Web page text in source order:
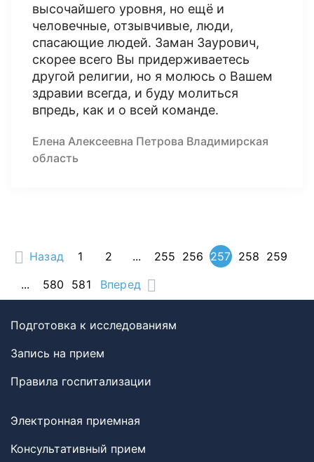
высочайшего уровня, но ещё и
человечные, отзывчивые, люди,
спасающие людей. Заман Заурович,
скорее всего Вы придерживаетесь
другой религии, но я молюсь о Вашем
здравии всегда, и буду молиться
впредь, как и о всей команде.
Елена Алексеевна Петрова Владимирская
область
Назад 1 2 ... 255 256 257 258 259
...
580 581 Вперед
Подготовка к исследованиям
Запись на прием
Правила госпитализации
Электронная приемная
Консультативный прием